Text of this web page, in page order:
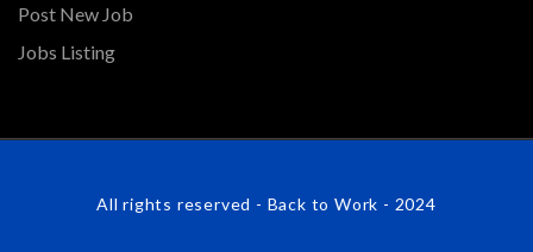
Post New Job
Jobs Listing
All rights reserved - Back to Work - 2024